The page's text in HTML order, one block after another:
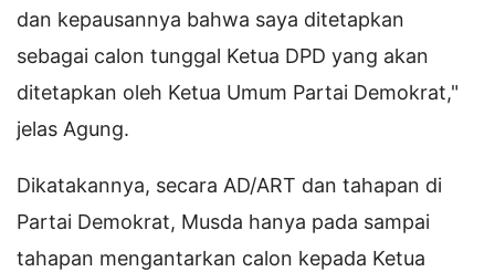
dan kepausannya bahwa saya ditetapkan
sebagai calon tunggal Ketua DPD yang akan
ditetapkan oleh Ketua Umum Partai Demokrat,"
jelas Agung.
Dikatakannya, secara AD/ART dan tahapan di
Partai Demokrat, Musda hanya pada sampai
tahapan mengantarkan calon kepada Ketua